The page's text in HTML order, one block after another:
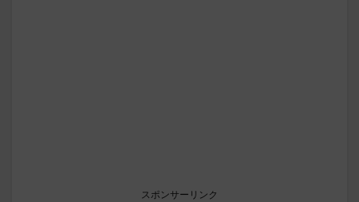
スポンサーリンク